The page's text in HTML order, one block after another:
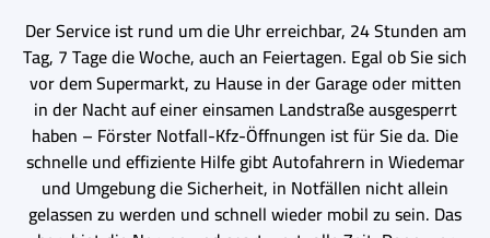
Der Service ist rund um die Uhr erreichbar, 24 Stunden am
Tag, 7 Tage die Woche, auch an Feiertagen. Egal ob Sie sich
vor dem Supermarkt, zu Hause in der Garage oder mitten
in der Nacht auf einer einsamen Landstraße ausgesperrt
haben – Förster Notfall-Kfz-Öffnungen ist für Sie da. Die
schnelle und effiziente Hilfe gibt Autofahrern in Wiedemar
und Umgebung die Sicherheit, in Notfällen nicht allein
gelassen zu werden und schnell wieder mobil zu sein. Das